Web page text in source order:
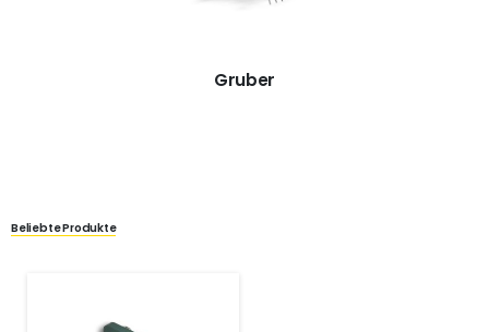
Gruber
Beliebte Produkte